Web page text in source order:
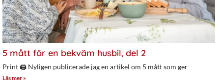
5 mått för en bekväm husbil, del 2
Print 🖨 Nyligen publicerade jag en artikel om 5 mått som ger
Läs mer »